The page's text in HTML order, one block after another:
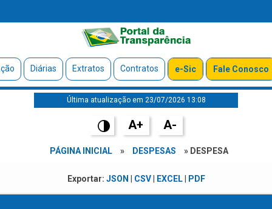
Diárias Extratos Contratos e-Sic Fale Conosco
Última atualização em 23/07/2026 13:08
A+ A-
PÁGINA INICIAL » DESPESAS » DESPESA
Exportar: JSON CSV| EXCEL| PDF